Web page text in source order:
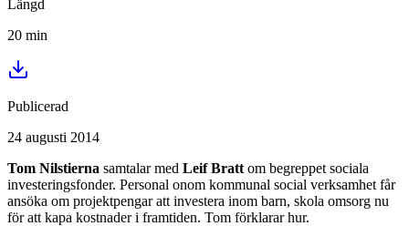
Längd
20 min
Publicerad
24 augusti 2014
Tom Nilstierna samtalar med Leif Bratt om begreppet sociala
investeringsfonder. Personal onom kommunal social verksamhet får
ansöka om projektpengar att investera inom barn, skola omsorg nu
för att kapa kostnader i framtiden. Tom förklarar hur.